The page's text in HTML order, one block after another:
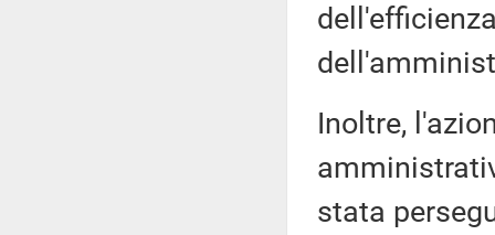
Inoltre,
stata